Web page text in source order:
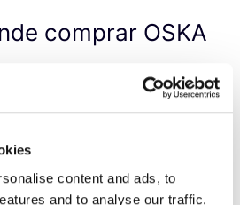
content and ads, to
and to analyse our traffic.
comprar OSKA